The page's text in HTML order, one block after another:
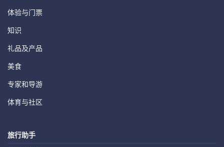
体验与门票
知识
礼品及产品
美食
专家和导游
体育与社区
旅行助手